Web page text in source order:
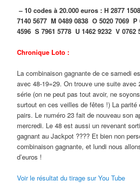
– 10 codes à 20.000 euros :H 2877
7140 5677M 0489 0838O 5020 7069 P
4596S 7961 5778 U 1462 9232V 0762
Chronique Loto :
La combinaison gagnante de ce samedi
avec 48-19=29. On trouve une suite avec
série (on ne peut pas tout avoir, ne
surtout en ces veilles de fêtes !) La parité
pairs. Le numéro 23 fait de nouveau son
mercredi. Le 48 est aussi un revenant
gagnant au Jackpot ???? Et bien non
combinaison gagnante, et lundi nous
d’euros !
Voir le résultat du tirage sur You Tube